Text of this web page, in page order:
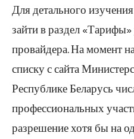
Для детального
зайти в раздел
провайдера. На момент
списку с сайта
Республике Беларусь
профессиональных
разрешение хотя бы на